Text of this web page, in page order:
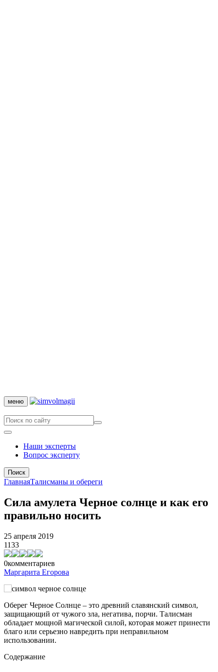
меню
Наши эксперты
Вопрос эксперту
Поиск
ГлавнаяТалисманы и обереги
Сила амулета Черное солнце и как его
правильно носить
25 апреля 2019
1133
0комментариев
Маргарита Егорова
Оберег Черное Солнце – это древний славянский символ,
защищающий от чужого зла, негатива, порчи. Талисман
обладает мощной магической силой, которая может принести
благо или серьезно навредить при неправильном
использовании.
Содержание